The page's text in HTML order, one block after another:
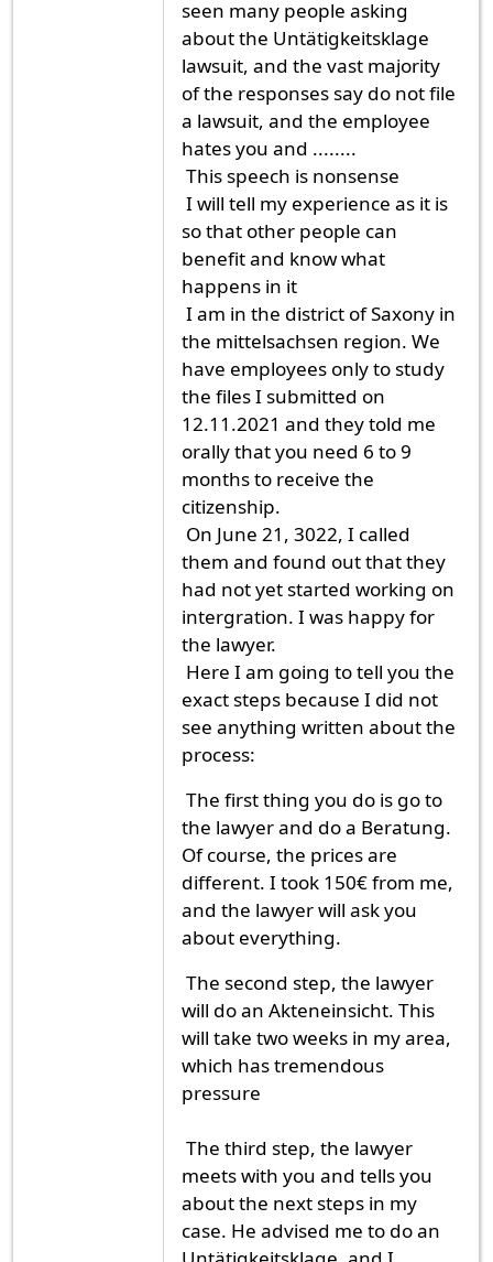
seen many people asking
about the Untätigkeitsklage
lawsuit, and the vast majority
of the responses say do not file
a lawsuit, and the employee
hates you and ........
This speech is nonsense
I will tell my experience as it is
so that other people can
benefit and know what
happens in it
I am in the district of Saxony in
the mittelsachsen region. We
have employees only to study
the files I submitted on
12.11.2021 and they told me
orally that you need 6 to 9
months to receive the
citizenship.
On June 21, 3022, I called
them and found out that they
had not yet started working on
intergration. I was happy for
the lawyer.
Here I am going to tell you the
exact steps because I did not
see anything written about the
process:
The first thing you do is go to
the lawyer and do a Beratung.
Of course, the prices are
different. I took 150€ from me,
and the lawyer will ask you
about everything.
The second step, the lawyer
will do an Akteneinsicht. This
will take two weeks in my area,
which has tremendous
pressure
The third step, the lawyer
meets with you and tells you
about the next steps in my
case. He advised me to do an